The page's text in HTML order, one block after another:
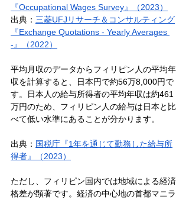
『Occupational Wages Survey』（2023）
出典： 三菱UFJリサーチ＆コンサルティング
『Exchange Quotations - Yearly Averages
-』（2022）
平均月収のデータからフィリピン人の平均年
収を計算すると、日本円で約56万8,000円で
す。日本人の給与所得者の平均年収は約461
万円のため、フィリピン人の給与は日本と比
べて低い水準にあることが分かります。
出典： 国税庁『1年を通じて勤務した給与所
得者』（2023）
ただし、フィリピン国内では地域による経済
格差が顕著です。経済の中心地の首都マニラ